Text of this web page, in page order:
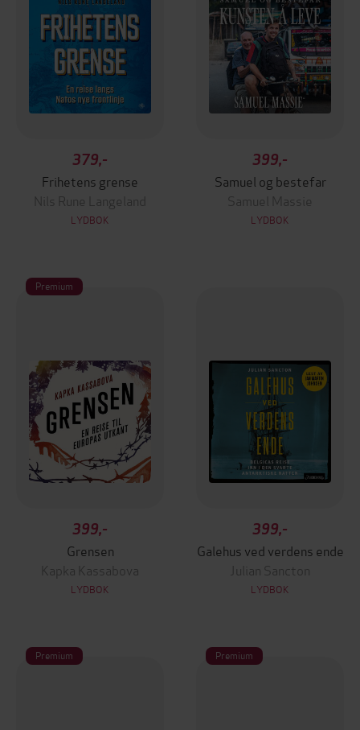
379,-
Frihetens grense
Nils Rune Langeland
LYDBOK
399,-
Samuel og bestefar
Samuel Massie
LYDBOK
Premium
399,-
Grensen
Kapka Kassabova
LYDBOK
399,-
Galehus ved verdens ende
Julian Sancton
LYDBOK
Premium Premium